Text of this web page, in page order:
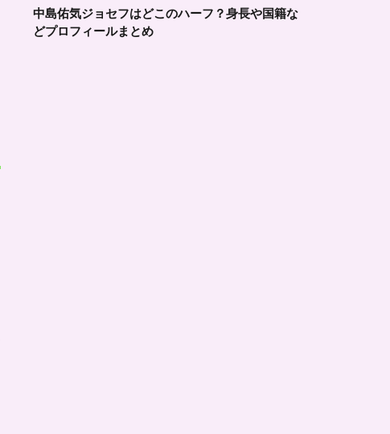
中島佑気ジョセフはどこのハーフ？身長や国籍な
どプロフィールまとめ